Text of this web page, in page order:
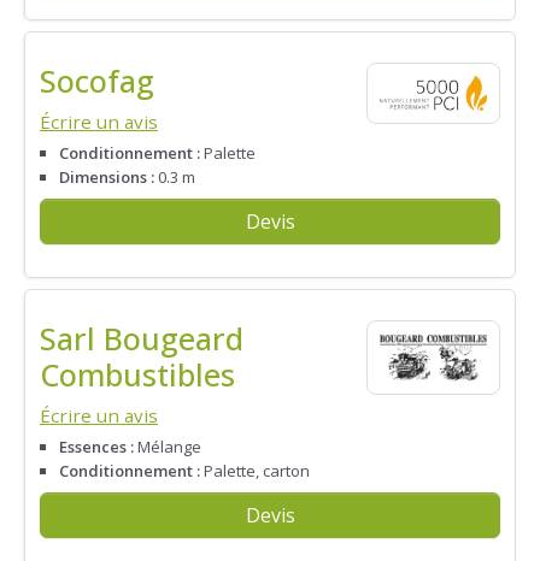
Socofag
Écrire un avis
Conditionnement :Palette
Dimensions : 0.3 m
Devis
Sarl Bougeard
Combustibles
Écrire un avis
Essences :Mélange
Conditionnement :Palette, carton
Devis